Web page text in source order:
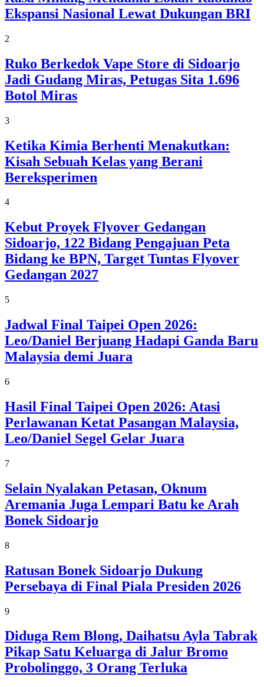
Ekspansi Nasional Lewat Dukungan BRI
2
Ruko Berkedok Vape Store di Sidoarjo
Jadi Gudang Miras, Petugas Sita 1.696
Botol Miras
3
Ketika Kimia Berhenti Menakutkan:
Kisah Sebuah Kelas yang Berani
Bereksperimen
4
Kebut Proyek Flyover Gedangan
Sidoarjo, 122 Bidang Pengajuan Peta
Bidang ke BPN, Target Tuntas Flyover
Gedangan 2027
5
Jadwal Final Taipei Open 2026:
Leo/Daniel Berjuang Hadapi Ganda Baru
Malaysia demi Juara
6
Hasil Final Taipei Open 2026: Atasi
Perlawanan Ketat Pasangan Malaysia,
Leo/Daniel Segel Gelar Juara
7
Selain Nyalakan Petasan, Oknum
Aremania Juga Lempari Batu ke Arah
Bonek Sidoarjo
8
Ratusan Bonek Sidoarjo Dukung
Persebaya di Final Piala Presiden 2026
9
Diduga Rem Blong, Daihatsu Ayla Tabrak
Pikap Satu Keluarga di Jalur Bromo
Probolinggo, 3 Orang Terluka